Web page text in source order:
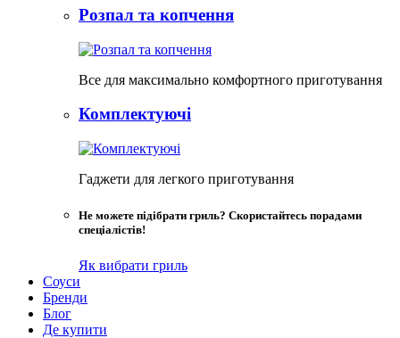
Розпал та копчення
Все для максимально комфортного приготування
Комплектуючі
Гаджети для легкого приготування
Не можете підібрати гриль? Скористайтесь порадами
спеціалістів!
Як вибрати гриль
Соуси
Бренди
Блог
Де купити